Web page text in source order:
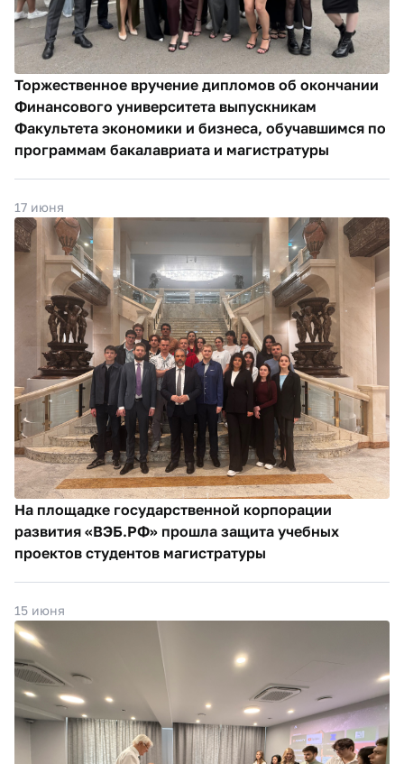
Торжественное вручение дипломов об окончании
Финансового университета выпускникам
Факультета экономики и бизнеса, обучавшимся по
программам бакалавриата и магистратуры
17 июня
На площадке государственной корпорации
развития «ВЭБ.РФ» прошла защита учебных
проектов студентов магистратуры
15 июня